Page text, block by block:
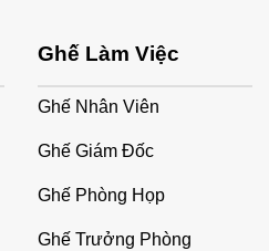
Ghế Làm Việc
Ghế Nhân Viên
Ghế Giám Đốc
Ghế Phòng Họp
Ghế Trưởng Phòng